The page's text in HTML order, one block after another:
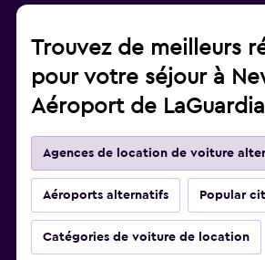
Trouvez de meilleurs
pour votre séjour à
Aéroport de
Agences de location de voiture
Aéroports alternatifs Popular
Catégories de voiture de location